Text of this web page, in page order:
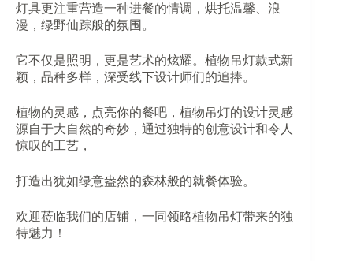
灯具更注重营造一种进餐的情调，烘托温馨、浪
漫，绿野仙踪般的氛围。
它不仅是照明，更是艺术的炫耀。植物吊灯款式新
颖，品种多样，深受线下设计师们的追捧。
植物的灵感，点亮你的餐吧，植物吊灯的设计灵感
源自于大自然的奇妙，通过独特的创意设计和令人
惊叹的工艺，
打造出犹如绿意盎然的森林般的就餐体验。
欢迎莅临我们的店铺，一同领略植物吊灯带来的独
特魅力！